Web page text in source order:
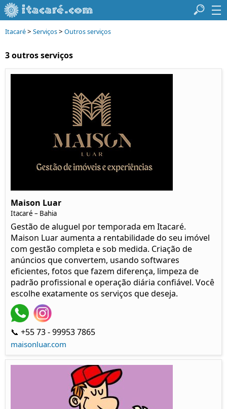
Itacaré> Serviços> Outros serviços
3 outros serviços
Maison Luar
Itacaré – Bahia
Gestão de aluguel por temporada em Itacaré.
Maison Luar aumenta a rentabilidade do seu imóvel
com gestão completa e sob medida. Criação de
anúncios que convertem, usando softwares
eficientes, fotos que fazem diferença, limpeza de
padrão profissional e operação diária confiável. Você
escolhe exatamente os serviços que deseja.
📞 +55 73 - 99953 7865
maisonluar.com